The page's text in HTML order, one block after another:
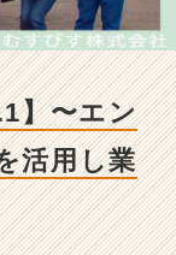
】〜エン
活用し業